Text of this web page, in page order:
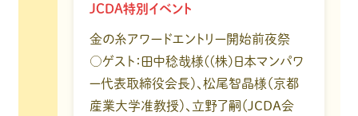
JCDA特別イベント
金の糸アワードエントリー開始前夜祭
○ゲスト：田中稔哉様((株)日本マンパワ
ー代表取締役会長）、松尾智晶様（京都
産業大学准教授）、立野了嗣（JCDA会